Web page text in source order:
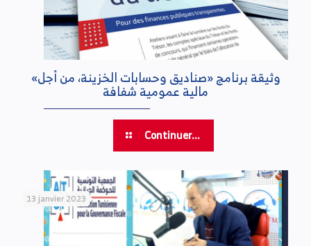
«وثيقة برنامج «صناديق وحسابات الخزينة، من أجل
مالية عمومية شفافة
Continuer...
13 janvier 2023